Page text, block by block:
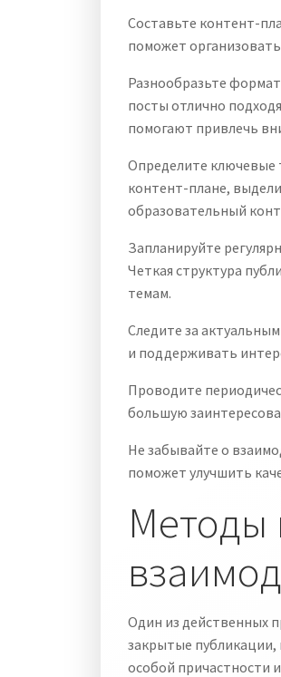
Составьте контент-
поможет
Разнообразьте
посты отлично
помогают привлечь
Определите ключевые
контент-плане,
образовательный
Запланируйте
Четкая структура
темам.
Следите за
и поддерживать
Проводите
большую
Не забывайте о
поможет улучшить
Методы
Один из действенных
закрытые публикации,
особой причастности